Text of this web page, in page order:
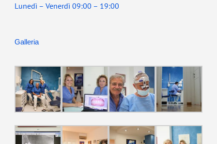
Lunedì – Venerdì 09:00 – 19:00
Galleria